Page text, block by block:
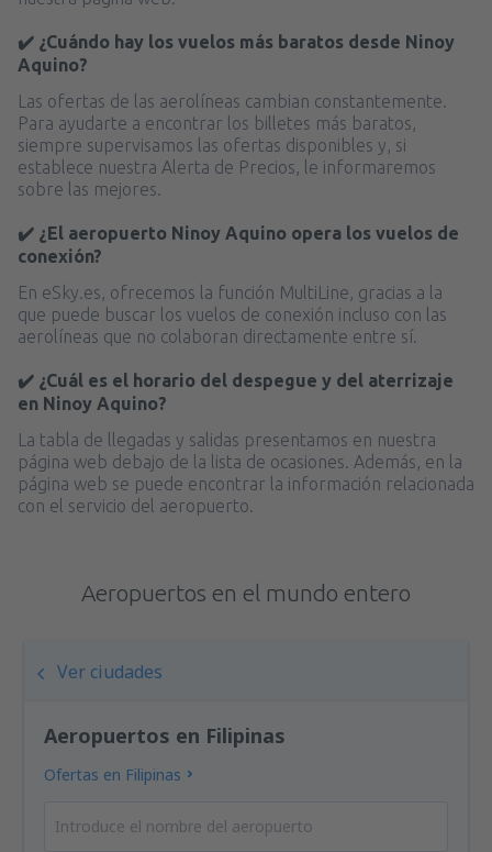
✔️ ¿Cuándo hay los vuelos más baratos desde Ninoy
Aquino?
Las ofertas de las aerolíneas cambian constantemente.
Para ayudarte a encontrar los billetes más baratos,
siempre supervisamos las ofertas disponibles y, si
establece nuestra Alerta de Precios, le informaremos
sobre las mejores.
✔️ ¿El aeropuerto Ninoy Aquino opera los vuelos de
conexión?
En eSky.es, ofrecemos la función MultiLine, gracias a la
que puede buscar los vuelos de conexión incluso con las
aerolíneas que no colaboran directamente entre sí.
✔️ ¿Cuál es el horario del despegue y del aterrizaje
en Ninoy Aquino?
La tabla de llegadas y salidas presentamos en nuestra
página web debajo de la lista de ocasiones. Además, en la
página web se puede encontrar la información relacionada
con el servicio del aeropuerto.
Aeropuertos en el mundo entero
Ver ciudades
Aeropuertos en Filipinas
Ofertas en Filipinas